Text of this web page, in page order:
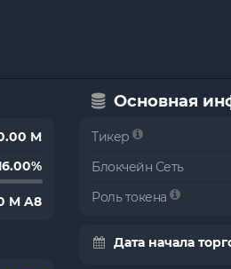
M
M A8
Основная
Тикер
Блокчейн Сеть
Роль токена
Дата начала